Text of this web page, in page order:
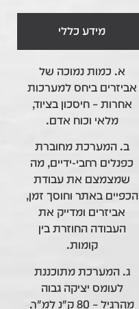
מידע כללי
א. כמות נמוכה של
אביזרים ביחס למערכות
אחרות – חיסכון בציוד,
מלאי וכוח אדם.
ב. המערכת מחוברת
כפנלים רחבי-ידיים, מה
שמצמצם את עבודת
הכפיים באתר וחוסך זמן,
אביזרים ומדייק את
העבודה החוזרת בין
קומות.
ג. המערכת מתוכננת
לעומס יציקה גבוה
מהרגיל – 80 ק"נ למ"ר,